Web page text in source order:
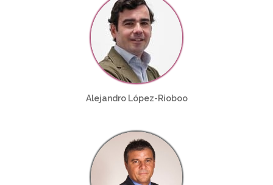
Alejandro López-Rioboo